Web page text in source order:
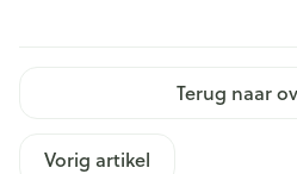
Terug naar
Vorig artikel